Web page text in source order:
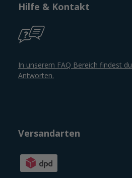
Hilfe & Kontakt
In unserem FAQ Bereich findest du
Antworten.
Versandarten